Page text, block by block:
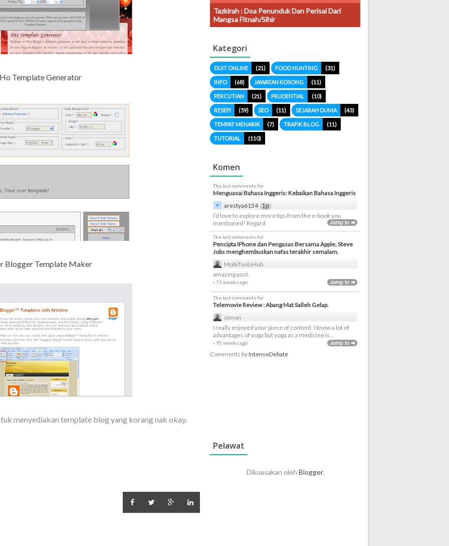
Template Generator
Blogger Template Maker
menyediakan template blog yang korang nak okay.
Tazkirah : Doa Penunduk Dan Perisai Dari
Mangsa Fitnah/sihir
Kategori
DUIT ONLINE (21) FOOD HUNTING (31)
INFO (68) JAWATAN KOSONG (11)
PERCUTIAN (21) PRUDENTIAL (10)
RESEPI (59) SEO (11) SEJARAH DUNIA (43)
TEMPAT MENARIK (7) TRAFIK BLOG (11)
TUTORIAL (110)
Komen
The last comments for
Menguasai Bahasa Inggeris: Kebaikan Bahasa Inggeris
arestya6154
1p
I’d love to explore more tips from the e-book you
mentioned! Regard
The last comments for
Pencipta IPhone dan Pengasas Bersama Apple, Steve
Jobs menghembuskan nafas terakhir semalam.
MobiToolsHub
amazing post.
» 71 weeks ago
The last comments for
Telemovie Review : Abang Mat Salleh Gelap.
simon
I really enjoyed your piece of content. I know a lot of
advantages of yoga but yoga as a medicine is...
» 95 weeks ago
Comments byIntenseDebate
Pelawat
Dikuasakan oleh Blogger.